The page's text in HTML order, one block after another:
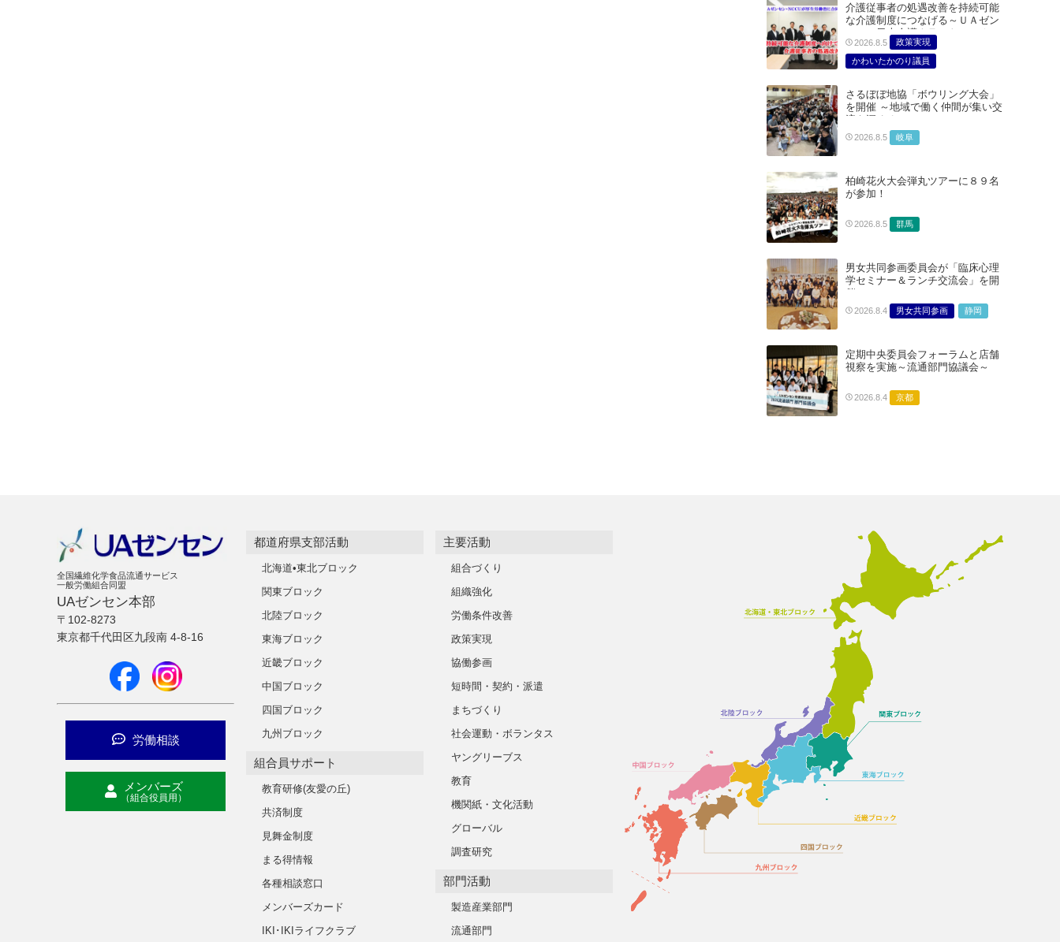
介護従事者の処遇改善を持続可能
な介護制度につなげる～ＵＡゼン
セン・日本介護クラフトユニオン
合同で厚生労働省に対する要請を
実施～
2026.8.5
政策実現
かわいたかのり議員
どうごみまきこ議員
総合サービス部門
医療・介護・福祉部会
さるぼぼ地協「ボウリング大会」
を開催 ～地域で働く仲間が集い交
流を深める～
2026.8.5 岐阜
柏崎花火大会弾丸ツアーに８９名
が参加！
2026.8.5 群馬
男女共同参画委員会が「臨床心理
学セミナー＆ランチ交流会」を開
催
2026.8.4 男女共同参画 静岡
定期中央委員会フォーラムと店舗
視察を実施～流通部門協議会～
2026.8.4 京都
全国繊維化学食品流通サービス
一般労働組合同盟
UAゼンセン本部
〒102-8273
東京都千代田区九段南 4-8-16
労働相談
メンバーズ
（組合役員用）
都道府県支部活動
北海道•東北ブロック
関東ブロック
北陸ブロック
東海ブロック
近畿ブロック
中国ブロック
四国ブロック
九州ブロック
組合員サポート
教育研修(友愛の丘)
共済制度
見舞金制度
まる得情報
各種相談窓口
メンバーズカード
IKI･IKIライフクラブ
主要活動
組合づくり
組織強化
労働条件改善
政策実現
協働参画
短時間・契約・派遣
まちづくり
社会運動・ボランタス
ヤングリーブス
教育
機関紙・文化活動
グローバル
調査研究
部門活動
製造産業部門
流通部門